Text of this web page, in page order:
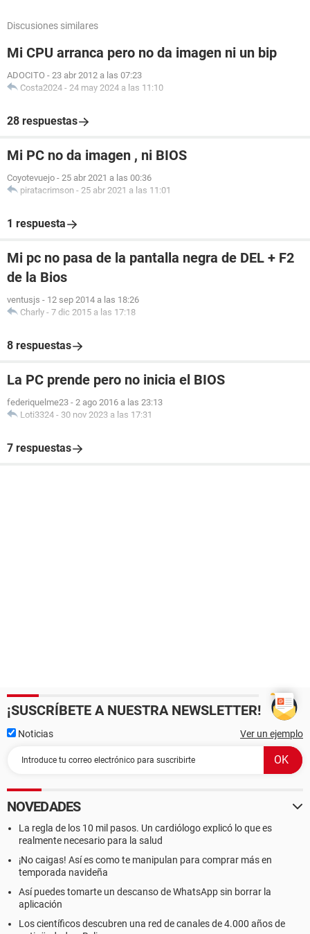
Discusiones similares
Mi CPU arranca pero no da imagen ni un bip
ADOCITO - 23 abr 2012 a las 07:23
Costa2024 - 24 may 2024 a las 11:10
28 respuestas
Mi PC no da imagen , ni BIOS
Coyotevuejo - 25 abr 2021 a las 00:36
piratacrimson - 25 abr 2021 a las 11:01
1 respuesta
Mi pc no pasa de la pantalla negra de DEL + F2
de la Bios
ventusjs - 12 sep 2014 a las 18:26
Charly - 7 dic 2015 a las 17:18
8 respuestas
La PC prende pero no inicia el BIOS
federiquelme23 - 2 ago 2016 a las 23:13
Loti3324 - 30 nov 2023 a las 17:31
7 respuestas
¡SUSCRÍBETE A NUESTRA NEWSLETTER!
Noticias Ver un ejemplo
NOVEDADES
La regla de los 10 mil pasos. Un cardiólogo explicó lo que es
realmente necesario para la salud
¡No caigas! Así es como te manipulan para comprar más en
temporada navideña
Así puedes tomarte un descanso de WhatsApp sin borrar la
aplicación
Los científicos descubren una red de canales de 4.000 años de